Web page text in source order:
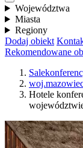
Województwa
Miasta
Regiony
Dodaj obiekt
Rekomendowane
Hotele